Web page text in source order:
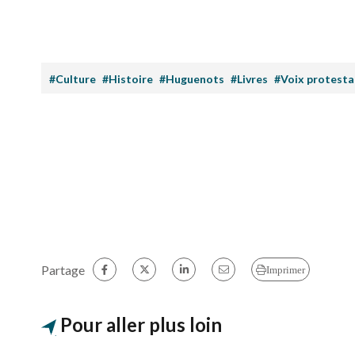
#Culture #Histoire #Huguenots #Livres #Voix
Partage Imprimer
Pour aller plus loin